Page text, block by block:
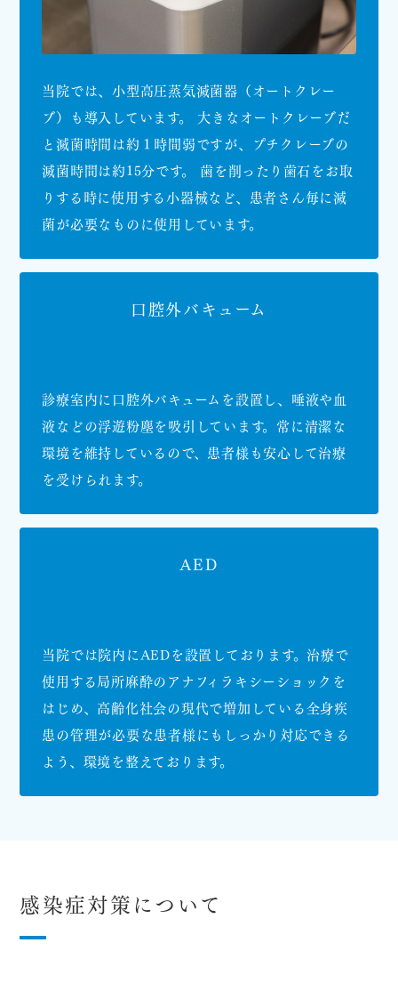
当院では、小型高圧蒸気滅菌器（オートクレー
ブ）も導入しています。 大きなオートクレーブだ
と滅菌時間は約１時間弱ですが、プチクレーブの
滅菌時間は約15分です。 歯を削ったり歯石をお取
りする時に使用する小器械など、患者さん毎に滅
菌が必要なものに使用しています。
口腔外バキューム
診療室内に口腔外バキュームを設置し、唾液や血
液などの浮遊粉塵を吸引しています。常に清潔な
環境を維持しているので、患者様も安心して治療
を受けられます。
AED
当院では院内にAEDを設置しております。治療で
使用する局所麻酔のアナフィラキシーショックを
はじめ、高齢化社会の現代で増加している全身疾
患の管理が必要な患者様にもしっかり対応できる
よう、環境を整えております。
感染症対策について